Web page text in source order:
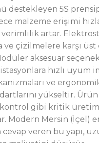
destekleyen 5S
malzeme erişimi
verimlilik artar.
ve çizilmelere karşı üst
aksesuar
hızlı uyum
ve
yükseltir. Ürün
kontrol gibi kritik üretim
Modern Mersin (İçel)
veren bu yapı,